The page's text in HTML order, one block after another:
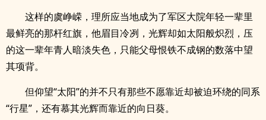
这样的虞峥嵘，理所应当地成为了军区大院年轻一辈里
最鲜亮的那杆红旗，他眉目冷冽，光辉却如太阳般炽烈，压
的这一辈年青人暗淡失色，只能父母恨铁不成钢的数落中望
其项背。
但仰望“太阳”的并不只有那些不愿靠近却被迫环绕的同系
“行星”，还有慕其光辉而靠近的向日葵。